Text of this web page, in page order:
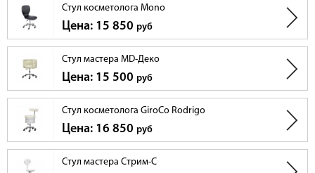
Стул косметолога Mono
Цена: 15 850 руб
Стул мастера MD-Деко
Цена: 15 500 руб
Стул косметолога GiroCo Rodrigo
Цена: 16 850 руб
Стул мастера Стрим-С